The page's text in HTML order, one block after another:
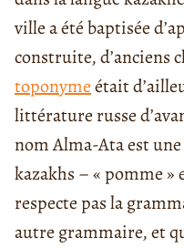
ville a été baptisée
construite, d’anciens
toponymeétait
littérature russe
nom Alma-Ata est
kazakhs – « pomme »
respecte pas la
autre grammaire, et